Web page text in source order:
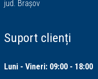
jud. Brașov
Suport clienți
Luni - Vineri: 09:00 - 18:00